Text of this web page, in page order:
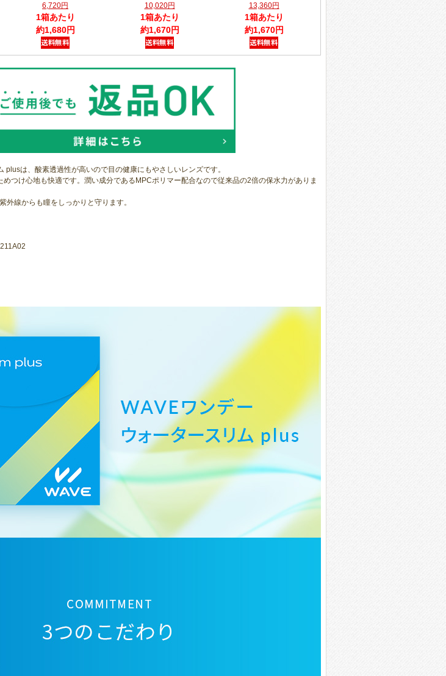
6,720円
1箱あたり
約1,680円
10,020円
1箱あたり
約1,670円
13,360円
1箱あたり
約1,670円
plusは、酸素透過性が高いので目の健康にもやさしいレンズです。
つけ心地も快適です。潤い成分であるMPCポリマー配合なので従来品の2倍の保水力がありま
外線からも瞳をしっかりと守ります。